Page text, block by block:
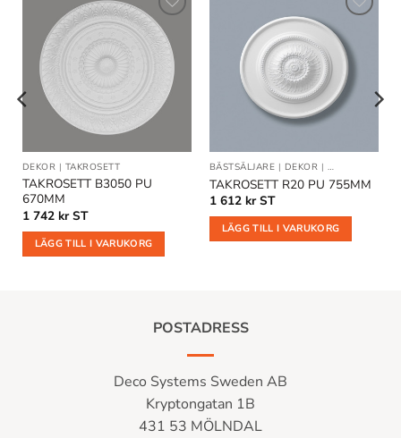
Lägg till
önskelistan
DEKOR | TAKROSETT
TAKROSETT B3050 PU
670MM
1 742 kr ST
LÄGG TILL I VARUKORG
Lägg till
önskelistan
BÄSTSÄLJARE | DEKOR |TAKROSETT
TAKROSETT R20 PU 755MM
1 612 kr ST
LÄGG TILL I VARUKORG
POSTADRESS
Deco Systems Sweden AB
Kryptongatan 1B
431 53 MÖLNDAL